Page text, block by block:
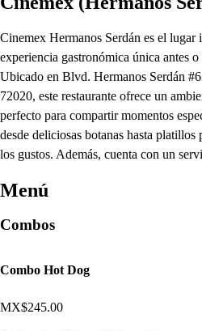
Cinemex Hermanos Serdán es el lugar
experiencia gastronómica única antes
Ubicado en Blvd. Hermanos Serdán
72020, este restaurante ofrece un
perfecto para compartir momentos
desde deliciosas botanas hasta
los gustos. Además, cuenta con un
Menú
Combos
Combo Hot Dog
MX$245.00